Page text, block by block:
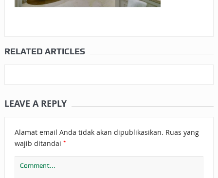
RELATED ARTICLES
LEAVE A REPLY
Alamat email Anda tidak akan dipublikasikan. Ruas yang
wajib ditandai *